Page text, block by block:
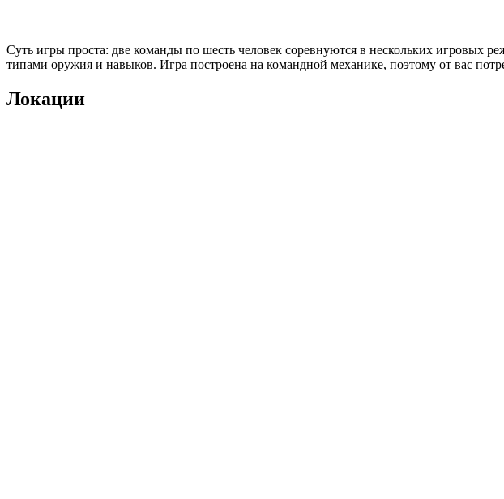
Суть игры проста: две команды по шесть человек соревнуются в нескольких
типами оружия и навыков. Игра построена на командной механике, поэтому от вас
Локации